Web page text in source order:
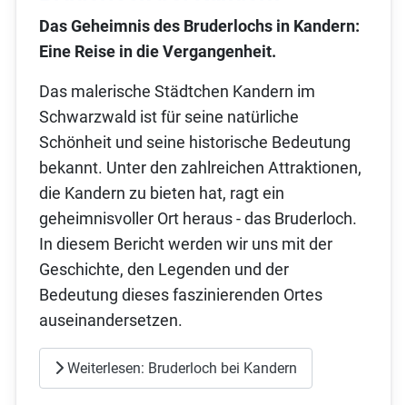
Das Geheimnis des Bruderlochs in Kandern:
Eine Reise in die Vergangenheit.
Das malerische Städtchen Kandern im
Schwarzwald ist für seine natürliche
Schönheit und seine historische Bedeutung
bekannt. Unter den zahlreichen Attraktionen,
die Kandern zu bieten hat, ragt ein
geheimnisvoller Ort heraus - das Bruderloch.
In diesem Bericht werden wir uns mit der
Geschichte, den Legenden und der
Bedeutung dieses faszinierenden Ortes
auseinandersetzen.
Weiterlesen: Bruderloch bei Kandern